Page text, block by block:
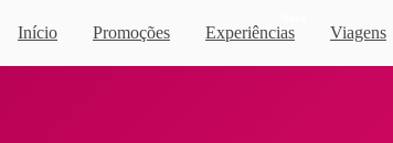
Início Promoções Experiências Viagens